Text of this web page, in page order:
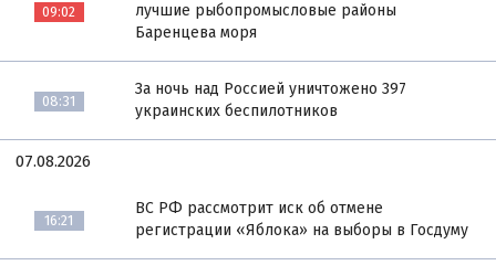
09:02
лучшие рыбопромысловые районы
Баренцева моря
08:31
За ночь над Россией уничтожено 397
украинских беспилотников
07.08.2026
16:21
ВС РФ рассмотрит иск об отмене
регистрации «Яблока» на выборы в Госдуму